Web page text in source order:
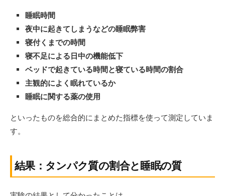
睡眠時間
夜中に起きてしまうなどの睡眠弊害
寝付くまでの時間
寝不足による日中の機能低下
ベッドで起きている時間と寝ている時間の割合
主観的によく眠れているか
睡眠に関する薬の使用
といったものを総合的にまとめた指標を使って測定していま
す。
結果：タンパク質の割合と睡眠の質